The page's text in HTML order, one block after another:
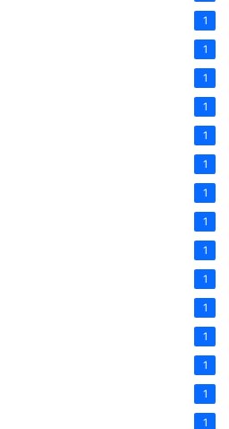
1
1
1
1
1
1
1
1
1
1
1
1
1
1
1